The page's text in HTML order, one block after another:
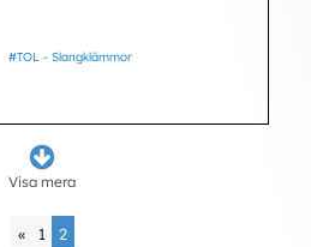
#TOL - Slangklämmor
Visa mera
« 1 2